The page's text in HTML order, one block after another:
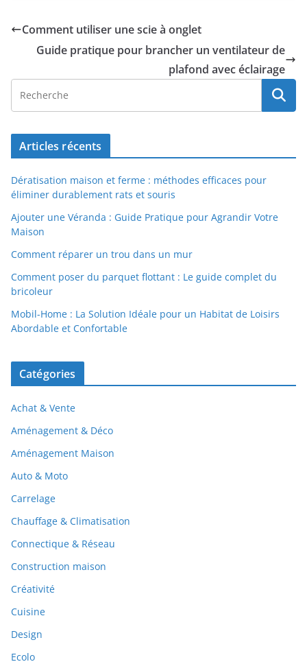
Comment utiliser une scie à onglet
Guide pratique pour brancher un ventilateur de
plafond avec éclairage
Articles récents
Dératisation maison et ferme : méthodes efficaces pour
éliminer durablement rats et souris
Ajouter une Véranda : Guide Pratique pour Agrandir Votre
Maison
Comment réparer un trou dans un mur
Comment poser du parquet flottant : Le guide complet du
bricoleur
Mobil-Home : La Solution Idéale pour un Habitat de Loisirs
Abordable et Confortable
Catégories
Achat & Vente
Aménagement & Déco
Aménagement Maison
Auto & Moto
Carrelage
Chauffage & Climatisation
Connectique & Réseau
Construction maison
Créativité
Cuisine
Design
Ecolo